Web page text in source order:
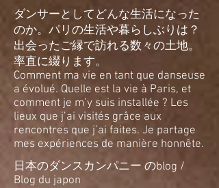
ダンサーとしてどんな生活になった
のか。パリの生活や暮らしぶりは？
出会ったご縁で訪れる数々の土地。
率直に綴ります。
Comment ma vie en tant que danseuse
a évolué. Quelle est la vie à Paris, et
comment je m’y suis installée ? Les
lieux que j’ai visités grâce aux
rencontres que j’ai faites. Je partage
mes expériences de manière honnête.
日本のダンスカンパニー のblog /
Blog du japon